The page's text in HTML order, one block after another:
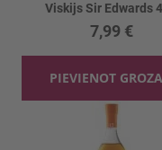
Viskijs Sir Edwards
7,99 €
PIEVIENOT